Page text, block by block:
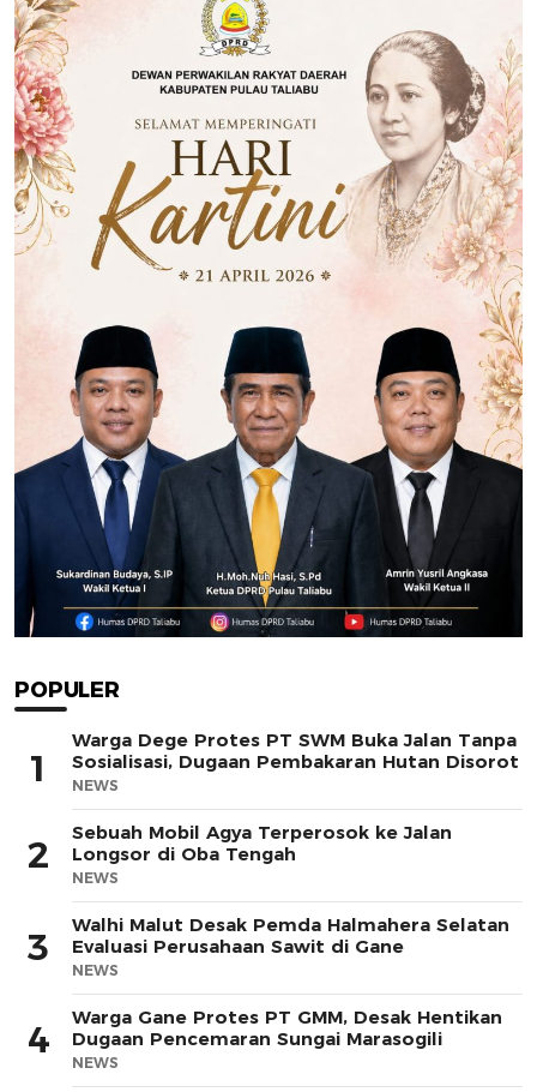
POPULER
1
Warga Dege Protes PT SWM Buka Jalan Tanpa
Sosialisasi, Dugaan Pembakaran Hutan Disorot
NEWS
2
Sebuah Mobil Agya Terperosok ke Jalan
Longsor di Oba Tengah
NEWS
3
Walhi Malut Desak Pemda Halmahera Selatan
Evaluasi Perusahaan Sawit di Gane
NEWS
4
Warga Gane Protes PT GMM, Desak Hentikan
Dugaan Pencemaran Sungai Marasogili
NEWS